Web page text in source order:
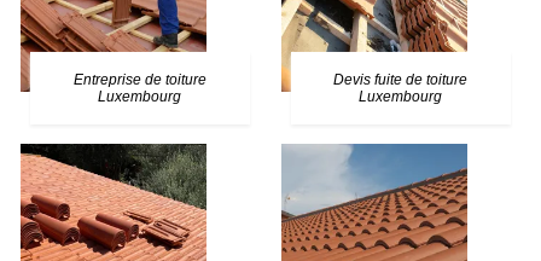
Entreprise de toiture
Luxembourg
Devis fuite de toiture
Luxembourg